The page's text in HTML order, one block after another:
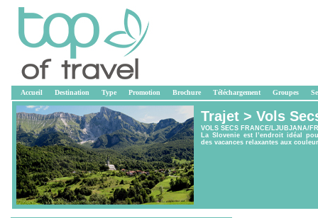
Accueil Destination Type Promotion Brochure Téléchargement Groupes
Trajet > Vols
VOLS SECS FRANCE/LJUBJANA/
La Slovenie est l’endroit idéal
des vacances relaxantes aux